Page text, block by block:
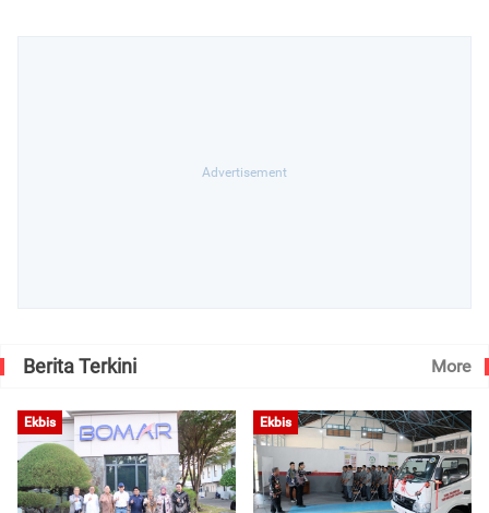
Berita Terkini More
Ekbis Ekbis